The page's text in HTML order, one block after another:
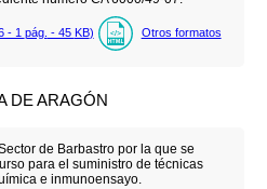
- 1 pág. - 45 KB) Otros formatos
DE ARAGÓN
de Barbastro por la que se
para el suministro de técnicas
e inmunoensayo.